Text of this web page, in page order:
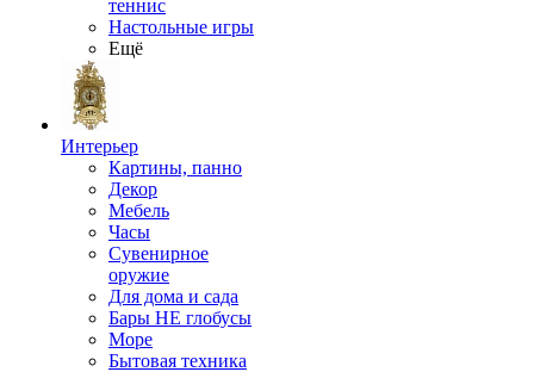
теннис
Настольные игры
Ещё
Интерьер
Картины, панно
Декор
Мебель
Часы
Сувенирное
оружие
Для дома и сада
Бары НЕ глобусы
Море
Бытовая техника